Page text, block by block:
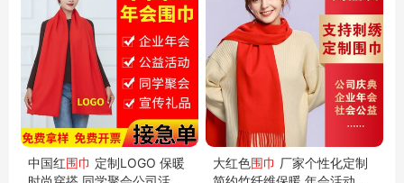
中国红围巾 定制LOGO 保暖
大红色围巾 厂家个性化定制